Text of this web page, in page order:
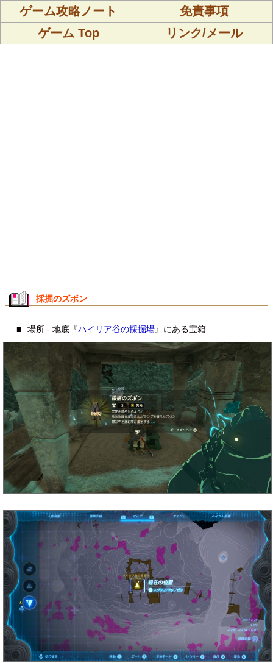
ゲーム攻略ノート
免責事項
ゲーム Top
リンク/メール
採掘のズボン
■ 場所 - 地底『ハイリア谷の採掘場』にある宝箱